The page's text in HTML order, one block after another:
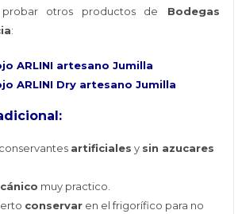
otros productos de Bodegas
:
ARLINI artesano Jumilla
ARLINI Dry artesano Jumilla
artificiales y sin azucares
muy practico.
conservar en el frigorífico para no